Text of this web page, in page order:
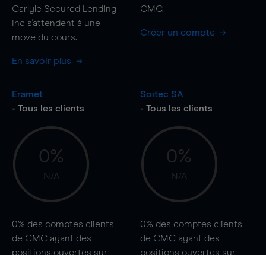
Carlyle Secured Lending
Inc s'attendent à une
move du cours.
En savoir plus
CMC.
Créer un compte
Eramet
- Tous les clients
0%
N/A
0% des comptes clients
de CMC ayant des
positions ouvertes sur
Soitec SA
- Tous les clients
0%
N/A
0% des comptes clients
de CMC ayant des
positions ouvertes sur